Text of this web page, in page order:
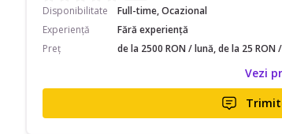
Disponibilitate
Full-time, Ocazional
Experiență
Fără experiență
Preț
de la 2500 RON / lună, de la 25 RON
Vezi